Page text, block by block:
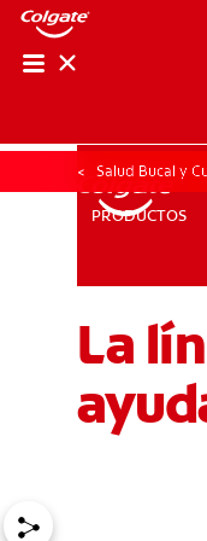
PRODUCTOS
PARA
PRODUCTOS
Salud Bucal y
La